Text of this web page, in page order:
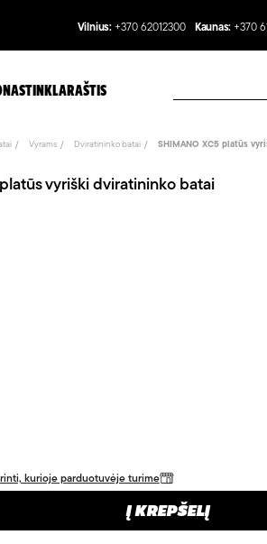
Vilnius: +370 62012300 Kaunas: +370
TINKLARAŠTIS
Vyrams Dviratininko batai SHIMANO XC5 platūs
vyriški dviratininko batai
kurioje parduotuvėje turime
Į KREPŠELĮ